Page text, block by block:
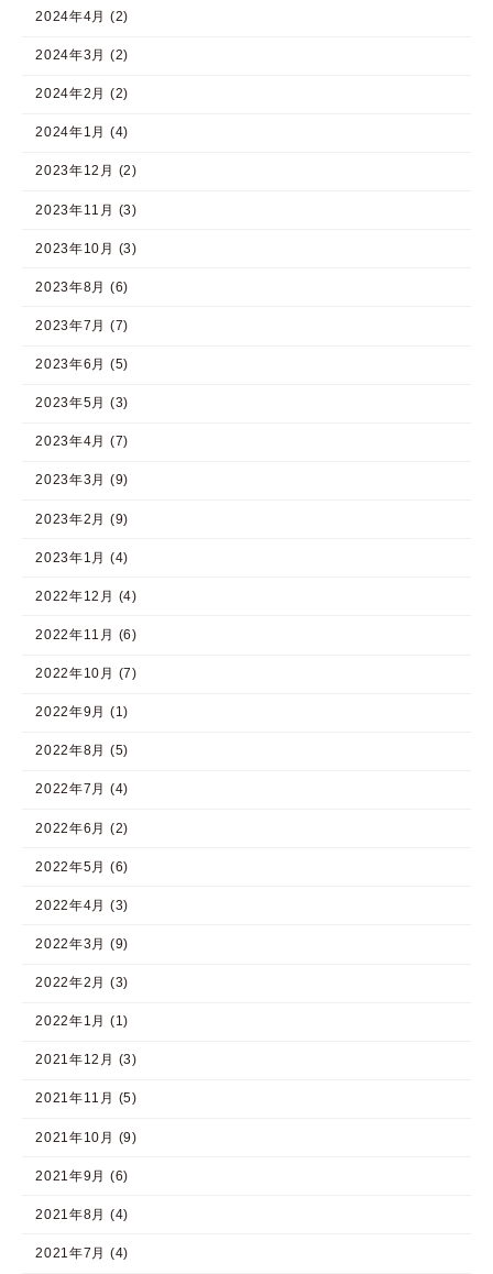
2024年4月 (2)
2024年3月 (2)
2024年2月 (2)
2024年1月 (4)
2023年12月 (2)
2023年11月 (3)
2023年10月 (3)
2023年8月 (6)
2023年7月 (7)
2023年6月 (5)
2023年5月 (3)
2023年4月 (7)
2023年3月 (9)
2023年2月 (9)
2023年1月 (4)
2022年12月 (4)
2022年11月 (6)
2022年10月 (7)
2022年9月 (1)
2022年8月 (5)
2022年7月 (4)
2022年6月 (2)
2022年5月 (6)
2022年4月 (3)
2022年3月 (9)
2022年2月 (3)
2022年1月 (1)
2021年12月 (3)
2021年11月 (5)
2021年10月 (9)
2021年9月 (6)
2021年8月 (4)
2021年7月 (4)